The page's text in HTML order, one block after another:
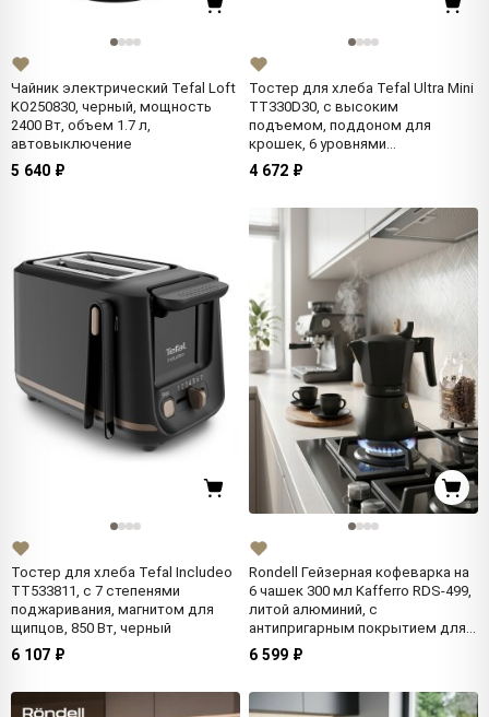
Чайник электрический Tefal Loft
KO250830, черный, мощность
2400 Вт, объем 1.7 л,
автовыключение
5 640 ₽
Тостер для хлеба Tefal Ultra Mini
TT330D30, с высоким
подъемом, поддоном для
крошек, 6 уровнями
поджаривания, 700 Вт
4 672 ₽
Тостер для хлеба Tefal Includeo
TT533811, с 7 степенями
поджаривания, магнитом для
щипцов, 850 Вт, черный
6 107 ₽
Rondell Гейзерная кофеварка на
6 чашек 300 мл Kafferro RDS-499,
литой алюминий, с
антипригарным покрытием для
газовой плиты
6 599 ₽